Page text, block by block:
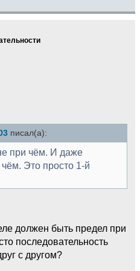
писал(а):
при чём. И даже
Это просто 1-й
должен быть предел при
последовательность
с другом?